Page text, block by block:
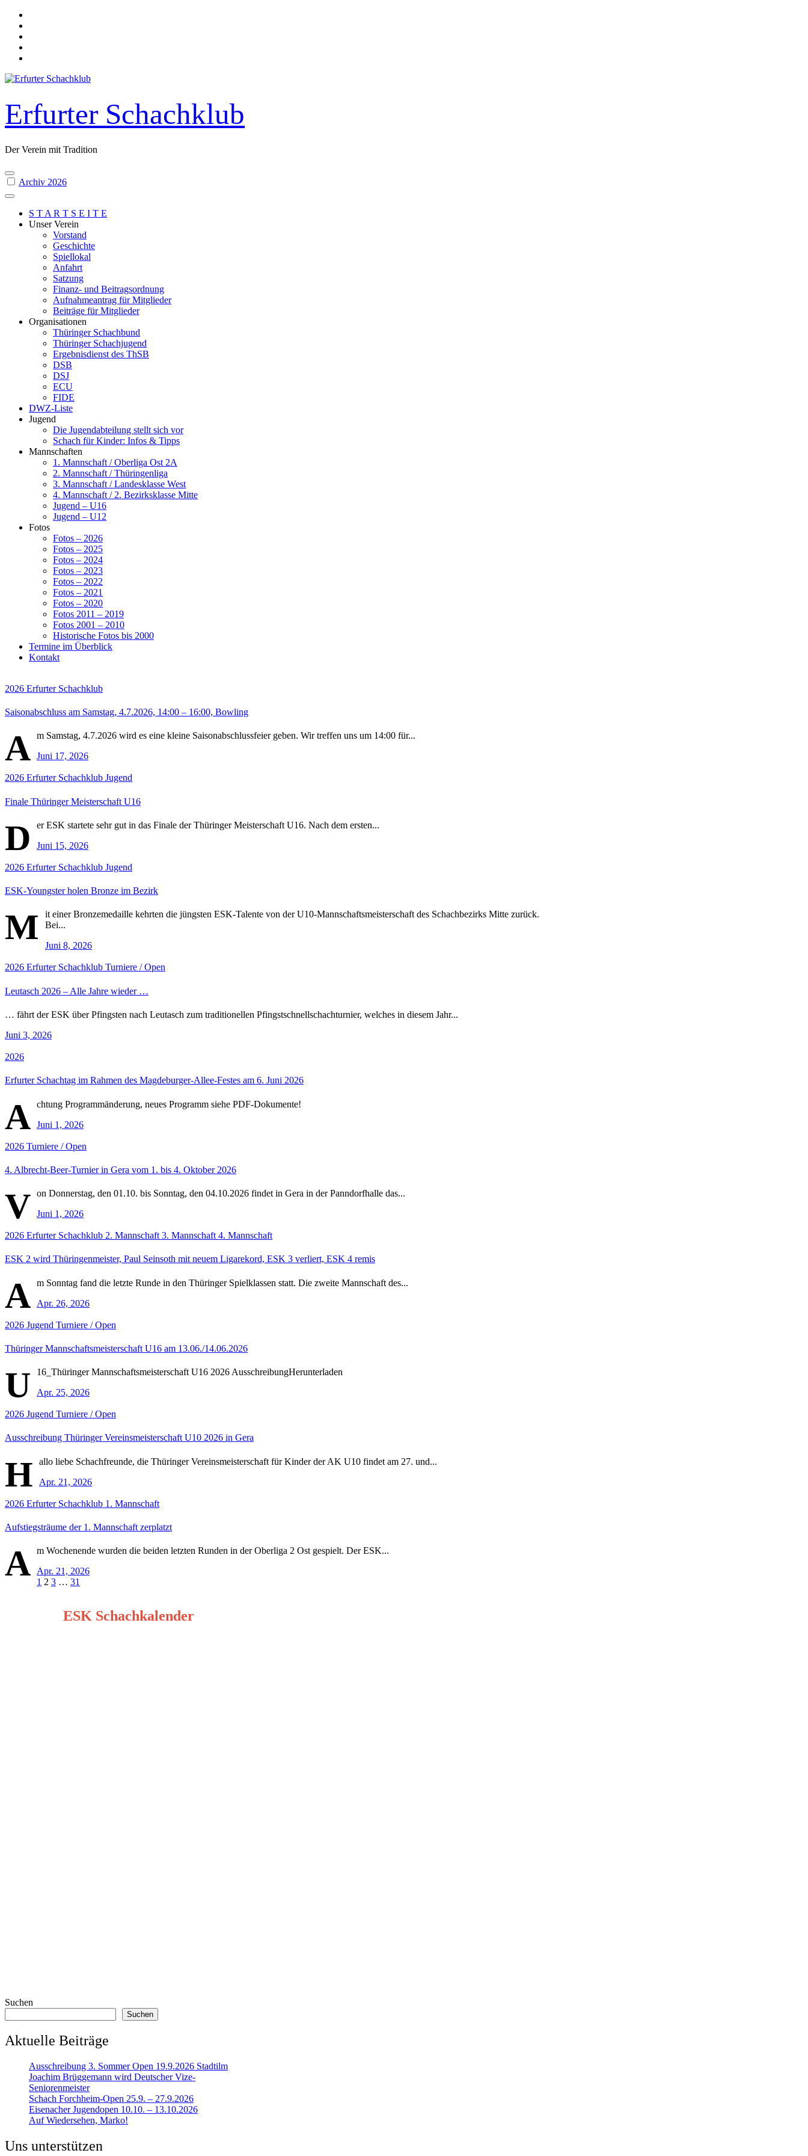
Skip
content
Erfurter Schachklub
Der Verein mit Tradition
Archiv 2026
S T A R T S E I T E
Unser Verein
Vorstand
Geschichte
Spiellokal
Anfahrt
Satzung
Finanz- und Beitragsordnung
Aufnahmeantrag für Mitglieder
Beiträge für Mitglieder
Organisationen
Thüringer Schachbund
Thüringer Schachjugend
Ergebnisdienst des ThSB
DSB
DSJ
ECU
FIDE
DWZ-Liste
Jugend
Die Jugendabteilung stellt sich vor
Schach für Kinder: Infos & Tipps
Mannschaften
1. Mannschaft / Oberliga Ost 2A
2. Mannschaft / Thüringenliga
3. Mannschaft / Landesklasse West
4. Mannschaft / 2. Bezirksklasse Mitte
Jugend – U16
Jugend – U12
Fotos
Fotos – 2026
Fotos – 2025
Fotos – 2024
Fotos – 2023
Fotos – 2022
Fotos – 2021
Fotos – 2020
Fotos 2011 – 2019
Fotos 2001 – 2010
Historische Fotos bis 2000
Termine im Überblick
Kontakt
2026 Erfurter Schachklub
Saisonabschluss am Samstag, 4.7.2026, 14:00 – 16:00, Bowling
A m Samstag, 4.7.2026 wird es eine kleine Saisonabschlussfeier geben. Wir treffen uns um 14:00 für...
Juni 17, 2026
2026 Erfurter Schachklub Jugend
Finale Thüringer Meisterschaft U16
D
er ESK startete sehr gut in das Finale der Thüringer Meisterschaft U16. Nach dem ersten...
Juni 15, 2026
2026 Erfurter Schachklub Jugend
ESK-Youngster holen Bronze im Bezirk
M
it einer Bronzemedaille kehrten die jüngsten ESK-Talente von der U10-Mannschaftsmeisterschaft des Schachbezirks Mitte zurück.
Bei...
Juni 8, 2026
2026 Erfurter Schachklub Turniere / Open
Leutasch 2026 – Alle Jahre wieder …
… fährt der ESK über Pfingsten nach Leutasch zum traditionellen Pfingstschnellschachturnier, welches in diesem Jahr...
Juni 3, 2026
2026
Erfurter Schachtag im Rahmen des Magdeburger-Allee-Festes am 6. Juni 2026
A chtung Programmänderung, neues Programm siehe PDF-Dokumente!
Juni 1, 2026
2026 Turniere / Open
4. Albrecht-Beer-Turnier in Gera vom 1. bis 4. Oktober 2026
V on Donnerstag, den 01.10. bis Sonntag, den 04.10.2026 findet in Gera in der Panndorfhalle das...
Juni 1, 2026
2026 Erfurter Schachklub 2. Mannschaft 3. Mannschaft 4. Mannschaft
ESK 2 wird Thüringenmeister, Paul Seinsoth mit neuem Ligarekord, ESK 3 verliert, ESK 4 remis
A m Sonntag fand die letzte Runde in den Thüringer Spielklassen statt. Die zweite Mannschaft des...
Apr. 26, 2026
2026 Jugend Turniere / Open
Thüringer Mannschaftsmeisterschaft U16 am 13.06./14.06.2026
U
16_Thüringer Mannschaftsmeisterschaft U16 2026 AusschreibungHerunterladen
Apr. 25, 2026
2026 Jugend Turniere / Open
Ausschreibung Thüringer Vereinsmeisterschaft U10 2026 in Gera
H
allo liebe Schachfreunde, die Thüringer Vereinsmeisterschaft für Kinder der AK U10 findet am 27. und...
Apr. 21, 2026
2026 Erfurter Schachklub 1. Mannschaft
Aufstiegsträume der 1. Mannschaft zerplatzt
A m Wochenende wurden die beiden letzten Runden in der Oberliga 2 Ost gespielt. Der ESK...
Apr. 21, 2026
Seitennummerierung
1 2 3 … 31
ESK Schachkalender
Suchen
Suchen
Aktuelle Beiträge
Ausschreibung 3. Sommer Open 19.9.2026 Stadtilm
Joachim Brüggemann wird Deutscher Vize-
Seniorenmeister
Schach Forchheim-Open 25.9. – 27.9.2026
Eisenacher Jugendopen 10.10. – 13.10.2026
Auf Wiedersehen, Marko!
Uns unterstützen